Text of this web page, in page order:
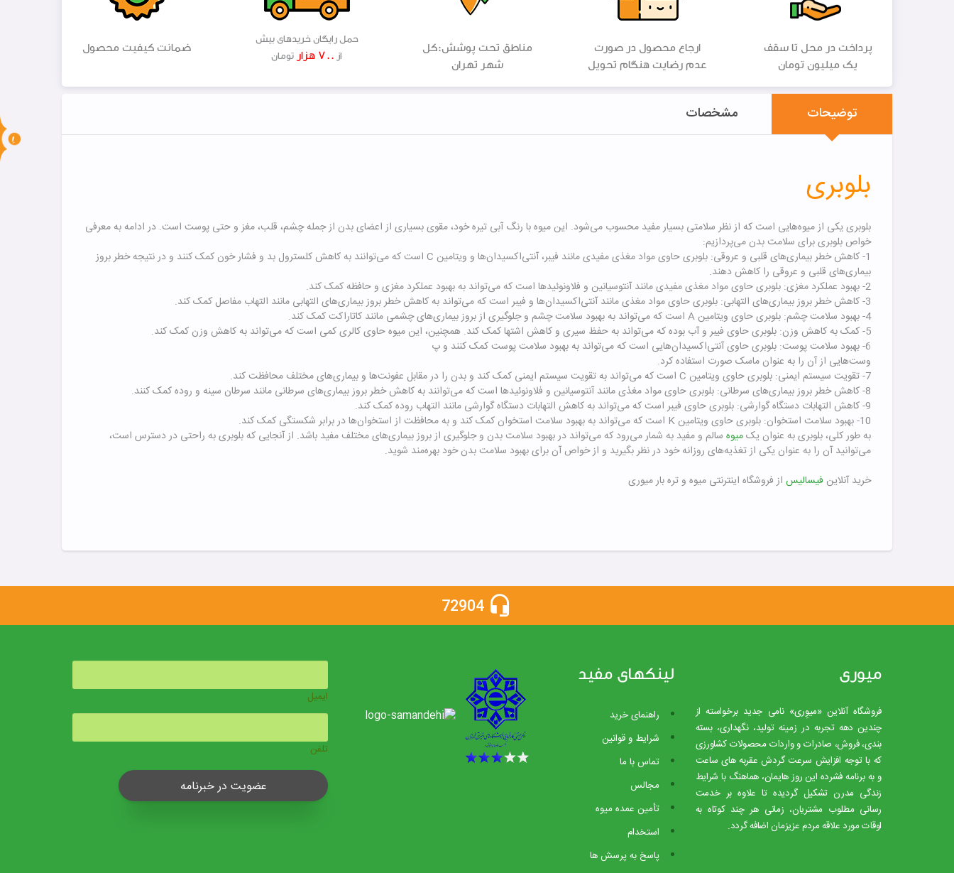
پرداخت در محل تا سقف
یک میلیون تومان
ارجاع محصول در صورت
عدم رضایت هنگام تحویل
مناطق تحت پوشش:کل
شهر تهران
حمل رایگان خریدهای بیش
از ۷۰۰ هزار تومان ضمانت کیفیت محصول
توضیحات مشخصات
بلوبری
بلوبری یکی از میوه‌هایی است که از نظر سلامتی بسیار مفید محسوب می‌شود. این میوه با رنگ آبی تیره خود، مقوی بسیاری از اعضای بدن از جمله چشم، قلب، مغز و حتی پوست است. در ادامه به معرفی
خواص بلوبری برای سلامت بدن می‌پردازیم:
1- کاهش خطر بیماری‌های قلبی و عروقی: بلوبری حاوی مواد مغذی مفیدی مانند فیبر، آنتی‌اکسیدان‌ها و ویتامین C است که می‌توانند به کاهش کلسترول بد و فشار خون کمک کنند و در نتیجه خطر بروز
بیماری‌های قلبی و عروقی را کاهش دهند.
2- بهبود عملکرد مغزی: بلوبری حاوی مواد مغذی مفیدی مانند آنتوسیانین و فلاونوئیدها است که می‌تواند به بهبود عملکرد مغزی و حافظه کمک کند.
3- کاهش خطر بروز بیماری‌های التهابی: بلوبری حاوی مواد مغذی مانند آنتی‌اکسیدان‌ها و فیبر است که می‌تواند به کاهش خطر بروز بیماری‌های التهابی مانند التهاب مفاصل کمک کند.
4- بهبود سلامت چشم: بلوبری حاوی ویتامین A است که می‌تواند به بهبود سلامت چشم و جلوگیری از بروز بیماری‌های چشمی مانند کاتاراکت کمک کند.
5- کمک به کاهش وزن: بلوبری حاوی فیبر و آب بوده که می‌تواند به حفظ سیری و کاهش اشتها کمک کند. همچنین، این میوه حاوی کالری کمی است که می‌تواند به کاهش وزن کمک کند.
6- بهبود سلامت پوست: بلوبری حاوی آنتی‌اکسیدان‌هایی است که می‌تواند به بهبود سلامت پوست کمک کنند و پ
وست‌هایی از آن را به عنوان ماسک صورت استفاده کرد.
7- تقویت سیستم ایمنی: بلوبری حاوی ویتامین C است که می‌تواند به تقویت سیستم ایمنی کمک کند و بدن را در مقابل عفونت‌ها و بیماری‌های مختلف محافظت کند.
8- کاهش خطر بروز بیماری‌های سرطانی: بلوبری حاوی مواد مغذی مانند آنتوسیانین و فلاونوئیدها است که می‌توانند به کاهش خطر بروز بیماری‌های سرطانی مانند سرطان سینه و روده کمک کنند.
9- کاهش التهابات دستگاه گوارشی: بلوبری حاوی فیبر است که می‌تواند به کاهش التهابات دستگاه گوارشی مانند التهاب روده کمک کند.
10- بهبود سلامت استخوان: بلوبری حاوی ویتامین K است که می‌تواند به بهبود سلامت استخوان کمک کند و به محافظت از استخوان‌ها در برابر شکستگی کمک کند.
به طور کلی، بلوبری به عنوان یکمیوه سالم و مفید به شمار می‌رود که می‌تواند در بهبود سلامت بدن و جلوگیری از بروز بیماری‌های مختلف مفید باشد. از آنجایی که بلوبری به راحتی در دسترس است،
می‌توانید آن را به عنوان یکی از تغذیه‌های روزانه خود در نظر بگیرید و از خواص آن برای بهبود سلامت بدن خود بهره‌مند شوید.
خرید آنلاین فیسالیس از فروشگاه اینترنتی میوه و تره بار میوری
72904
میوری
فروشگاه آنلاین «میوِری» نامی جدید برخواسته از
چندین دهه تجربه در زمینه تولید، نگهداری، بسته
بندی، فروش، صادرات و واردات محصولات کشاورزی
که با توجه افزایش سرعت گردش عقربه های ساعت
و به برنامه فشرده این روز هایمان، هماهنگ با شرایط
زندگی مدرن تشکیل گردیده تا علاوه بر خدمت
رسانی مطلوب مشتریان، زمانی هر چند کوتاه به
اوقات مورد علاقه مردم عزیزمان اضافه گردد.
لینکهای مفید
راهنمای خرید
شرایط و قوانین
تماس با ما
مجالس
تأمین عمده میوه
استخدام
پاسخ به پرسش ها
ایمیل
تلفن
عضویت در خبرنامه